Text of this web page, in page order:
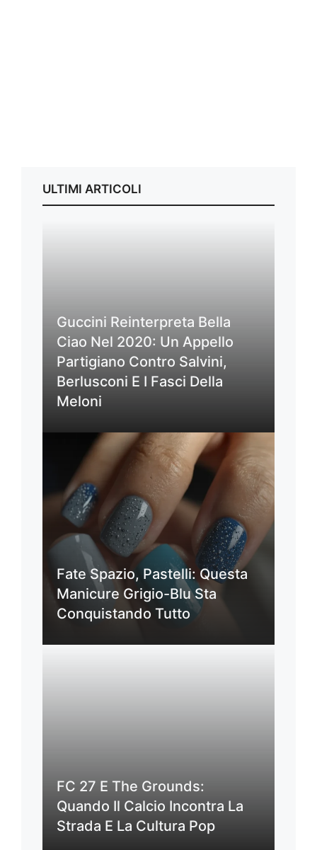
ULTIMI ARTICOLI
Guccini Reinterpreta Bella
Ciao Nel 2020: Un Appello
Partigiano Contro Salvini,
Berlusconi E I Fasci Della
Meloni
Fate Spazio, Pastelli: Questa
Manicure Grigio-Blu Sta
Conquistando Tutto
FC 27 E The Grounds:
Quando Il Calcio Incontra La
Strada E La Cultura Pop